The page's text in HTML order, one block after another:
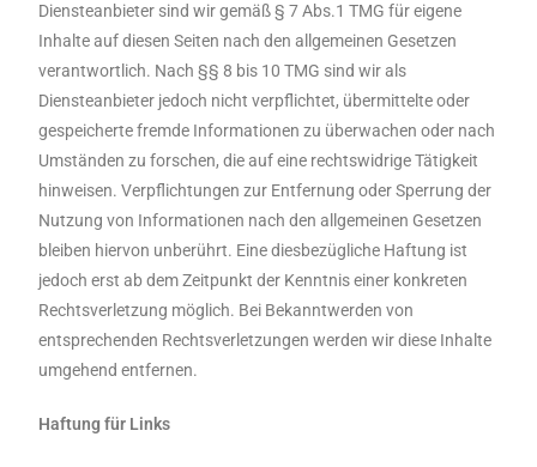
Diensteanbieter sind wir gemäß § 7 Abs.1 TMG für eigene
Inhalte auf diesen Seiten nach den allgemeinen Gesetzen
verantwortlich. Nach §§ 8 bis 10 TMG sind wir als
Diensteanbieter jedoch nicht verpflichtet, übermittelte oder
gespeicherte fremde Informationen zu überwachen oder nach
Umständen zu forschen, die auf eine rechtswidrige Tätigkeit
hinweisen. Verpflichtungen zur Entfernung oder Sperrung der
Nutzung von Informationen nach den allgemeinen Gesetzen
bleiben hiervon unberührt. Eine diesbezügliche Haftung ist
jedoch erst ab dem Zeitpunkt der Kenntnis einer konkreten
Rechtsverletzung möglich. Bei Bekanntwerden von
entsprechenden Rechtsverletzungen werden wir diese Inhalte
umgehend entfernen.
Haftung für Links